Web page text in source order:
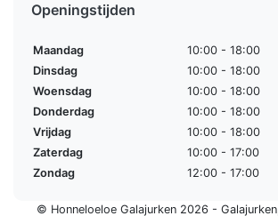
Openingstijden
Maandag
10:00 - 18:00
Dinsdag
10:00 - 18:00
Woensdag
10:00 - 18:00
Donderdag
10:00 - 18:00
Vrijdag
10:00 - 18:00
Zaterdag
10:00 - 17:00
Zondag
12:00 - 17:00
© Honneloeloe Galajurken 2026 - Galajurken